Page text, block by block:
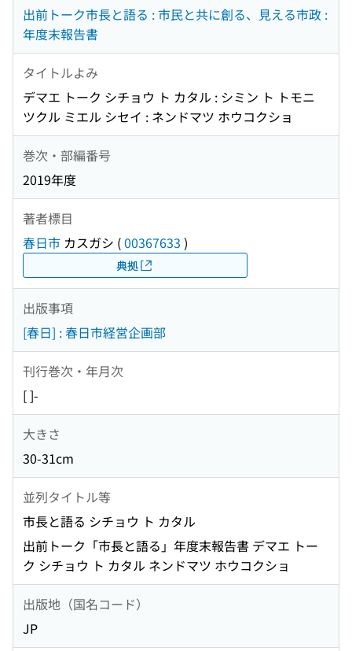
出前トーク市長と語る : 市民と共に創る、見える市政 :
年度末報告書
タイトルよみ
デマエ トーク シチョウ ト カタル : シミン ト トモニ
ツクル ミエル シセイ : ネンドマツ ホウコクショ
巻次・部編番号
2019年度
著者標目
春日市 カスガシ (00367633 )
典拠
出版事項
[春日] : 春日市経営企画部
刊行巻次・年月次
[ ]-
大きさ
30-31cm
並列タイトル等
市長と語る シチョウ ト カタル
出前トーク「市長と語る」年度末報告書 デマエ トー
ク シチョウ ト カタル ネンドマツ ホウコクショ
出版地（国名コード）
JP